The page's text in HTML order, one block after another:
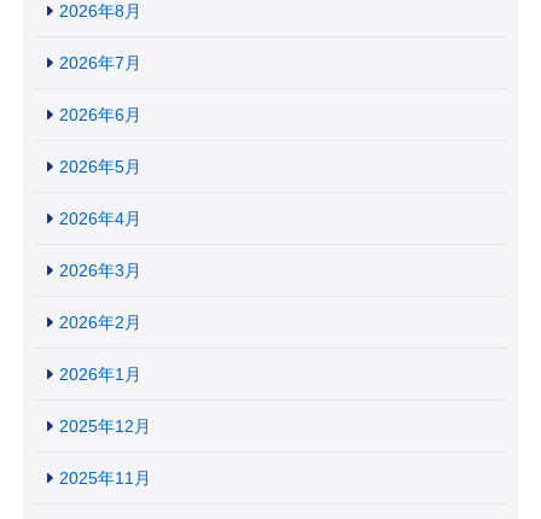
2026年8月
2026年7月
2026年6月
2026年5月
2026年4月
2026年3月
2026年2月
2026年1月
2025年12月
2025年11月